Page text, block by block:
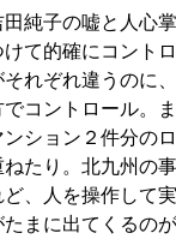
田純子の嘘と人心
て的確にコント
それぞれ違うのに
でコントロール。
ション２件分の
たり。北九州の
ど、人を操作して
まに出てくるのが